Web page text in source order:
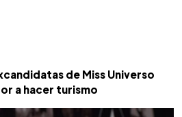
de Miss Universo
a hacer turismo